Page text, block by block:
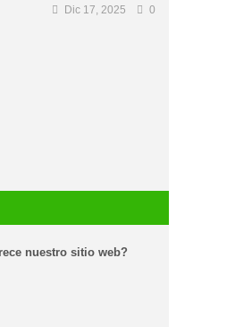
Dic 17, 2025 0
nuestro sitio web?